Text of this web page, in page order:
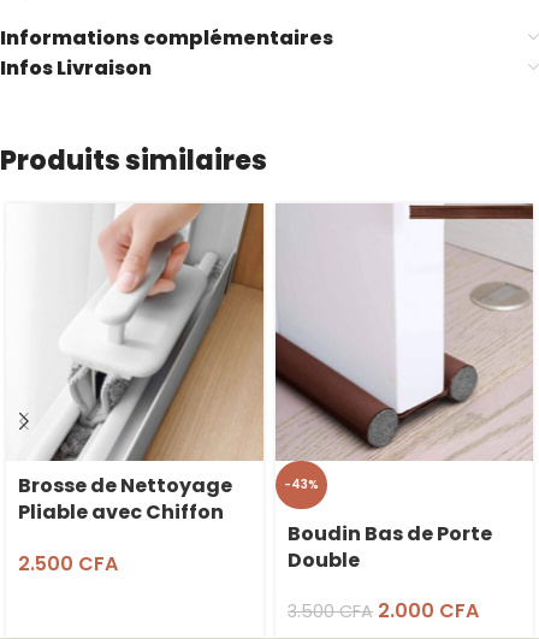
Informations complémentaires
Infos Livraison
Produits similaires
Brosse de Nettoyage
Pliable avec Chiffon
2.500 CFA
-43%
Boudin Bas de Porte
Double
3.500CFA 2.000 CFA